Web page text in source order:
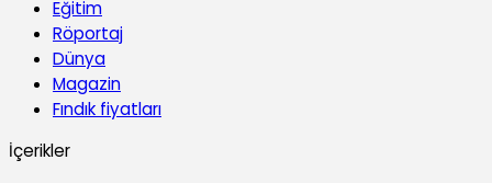
Eğitim
Röportaj
Dünya
Magazin
Fındık fiyatları
İçerikler